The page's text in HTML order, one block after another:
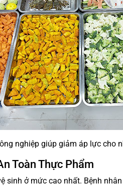
nghiệp giúp giảm áp lực cho
Toàn Thực Phẩm
sinh ở mức cao nhất. Bệnh